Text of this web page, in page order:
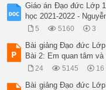
Giáo án Đạo đức Lớp
học 2021-2022 -
5 5160 3
Bài giảng Đạo đức
Bài 2: Em quan tâm
24 5145 16
Bài giảng Đạo đức